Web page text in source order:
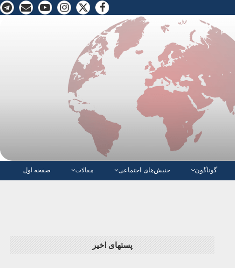
صفحە اول مقالات جنبش‌های اجتماعی گوناگون
پستهای اخیر